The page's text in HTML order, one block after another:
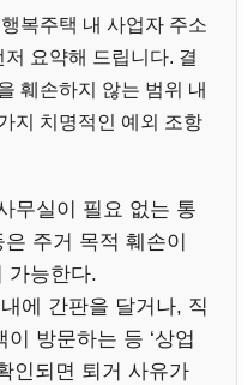
복주택 내 사업자 주소
요약해 드립니다. 결
훼손하지 않는 범위 내
지 치명적인 예외 조항
무실이 필요 없는 통
주거 목적 훼손이
가능한다.
에 간판을 달거나, 직
방문하는 등 ‘상업
인되면 퇴거 사유가